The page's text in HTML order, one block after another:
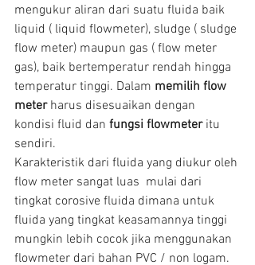
mengukur aliran dari suatu fluida baik
liquid ( liquid flowmeter), sludge ( sludge
flow meter) maupun gas ( flow meter
gas), baik bertemperatur rendah hingga
temperatur tinggi. Dalam memilih flow
meter harus disesuaikan dengan
kondisi fluid dan fungsi flowmeter itu
sendiri.
Karakteristik dari fluida yang diukur oleh
flow meter sangat luas  mulai dari
tingkat corosive fluida dimana untuk
fluida yang tingkat keasamannya tinggi
mungkin lebih cocok jika menggunakan
flowmeter dari bahan PVC / non logam.